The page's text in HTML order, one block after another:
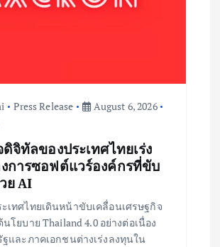
Press Release
August 6, 2026
จิทัลของประเทศไทยเร่ง
การซอฟต์แวร์องค์กรที่ขับ
ย AI
เทศไทยเดินหน้าขับเคลื่อนเศรษฐกิจ
โยบาย Thailand 4.0 อย่างต่อเนื่อง
และภาคเอกชนต่างเร่งลงทุนใน